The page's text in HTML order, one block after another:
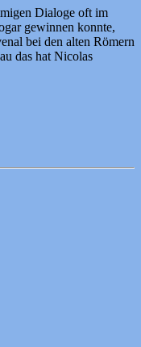
Dialoge oft im
gewinnen konnte,
bei den alten Römern
das hat Nicolas